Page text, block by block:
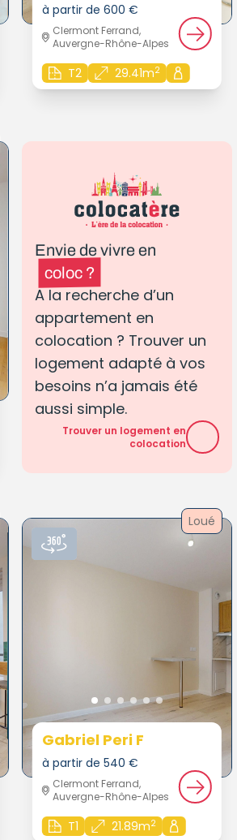
à partir de 600 €
Clermont Ferrand,
Auvergne-Rhône-Alpes
T2 29.41m2
Envie de vivre en
coloc ?
A la recherche d’un
appartement en
colocation ? Trouver un
logement adapté à vos
besoins n’a jamais été
aussi simple.
Trouver un logement en
colocation
Loué
Gabriel Peri F
à partir de 540 €
Clermont Ferrand,
Auvergne-Rhône-Alpes
T1 21.89m2